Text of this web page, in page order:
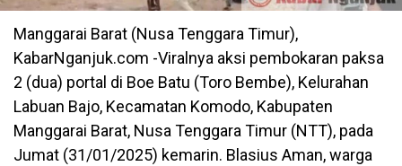
Manggarai Barat (Nusa Tenggara Timur),
KabarNganjuk.com -Viralnya aksi pembokaran paksa
2 (dua) portal di Boe Batu (Toro Bembe), Kelurahan
Labuan Bajo, Kecamatan Komodo, Kabupaten
Manggarai Barat, Nusa Tenggara Timur (NTT), pada
Jumat (31/01/2025) kemarin. Blasius Aman, warga